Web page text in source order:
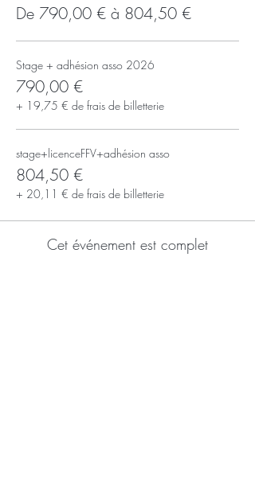
De 790,00 € à 804,50 €
Stage + adhésion asso 2026
790,00 €
+ 19,75 € de frais de billetterie
stage+licenceFFV+adhésion asso
804,50 €
+ 20,11 € de frais de billetterie
Cet événement est complet